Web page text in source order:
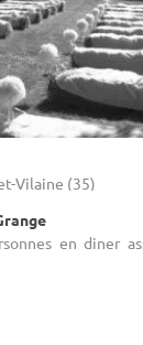
Vilaine (35)
en diner